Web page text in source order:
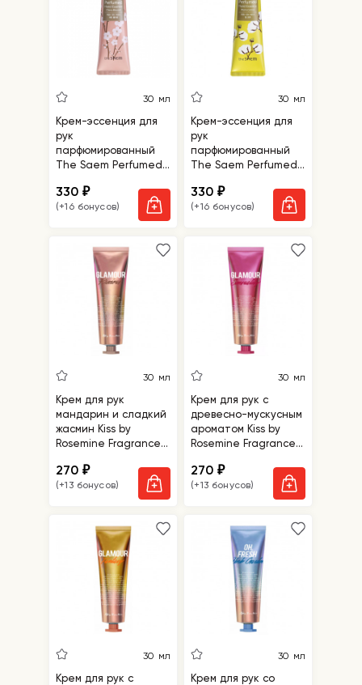
30 мл
Крем-эссенция для
рук
парфюмированный
The Saem Perfumed
Blossom
330₽
(+16 бонусов)
30 мл
Крем-эссенция для
рук
парфюмированный
The Saem Perfumed
Cotton
330₽
(+16 бонусов)
30 мл
Крем для рук
мандарин и сладкий
жасмин Kiss by
Rosemine Fragrance
Glamour Precious
270₽
(+13 бонусов)
30 мл
Крем для рук с
древесно-мускусным
ароматом Kiss by
Rosemine Fragrance
Glamour Sensuality
270₽
(+13 бонусов)
30 мл
Крем для рук с
30 мл
Крем для рук со